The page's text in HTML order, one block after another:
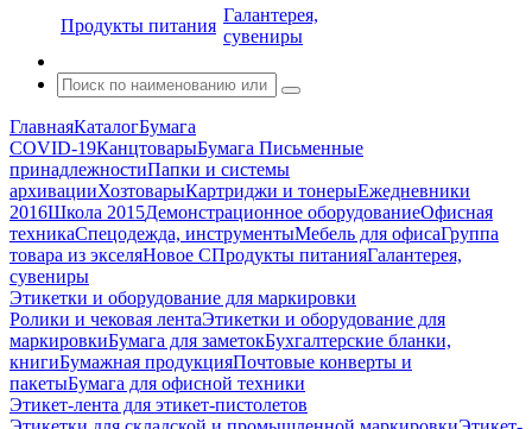
Продукты питания
Галантерея,
сувениры
ГлавнаяКаталогБумага
COVID-19КанцтоварыБумага Письменные
принадлежностиПапки и системы
архивацииХозтоварыКартриджи и тонерыЕжедневники
2016Школа 2015Демонстрационное оборудованиеОфисная
техникаСпецодежда, инструментыМебель для офисаГруппа
товара из экселяНовое СПродукты питанияГалантерея,
сувениры
Этикетки и оборудование для маркировки
Ролики и чековая лентаЭтикетки и оборудование для
маркировкиБумага для заметокБухгалтерские бланки,
книгиБумажная продукцияПочтовые конверты и
пакетыБумага для офисной техники
Этикет-лента для этикет-пистолетов